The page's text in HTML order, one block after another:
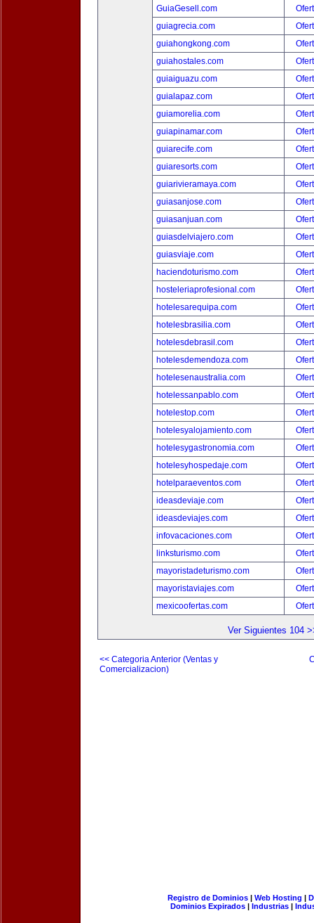
GuiaGesell.com
guiagrecia.com
guiahongkong.com
guiahostales.com
guiaiguazu.com
guialapaz.com
guiamorelia.com
guiapinamar.com
guiarecife.com
guiaresorts.com
guiarivieramaya.com
guiasanjose.com
guiasanjuan.com
guiasdelviajero.com
guiasviaje.com
haciendoturismo.com
hosteleriaprofesional.com
hotelesarequipa.com
hotelesbrasilia.com
hotelesdebrasil.com
hotelesdemendoza.com
hotelesenaustralia.com
hotelessanpablo.com
hotelestop.com
hotelesyalojamiento.com
hotelesygastronomia.com
hotelesyhospedaje.com
hotelparaeventos.com
ideasdeviaje.com
ideasdeviajes.com
infovacaciones.com
linksturismo.com
mayoristadeturismo.com
mayoristaviajes.com
mexicoofertas.com
Ver Siguientes 104
<< Categoria Anterior (Ventas y
Comercializacion)
Registro de Dominios| Web Hosting |
Dominios Expirados | Industrias |